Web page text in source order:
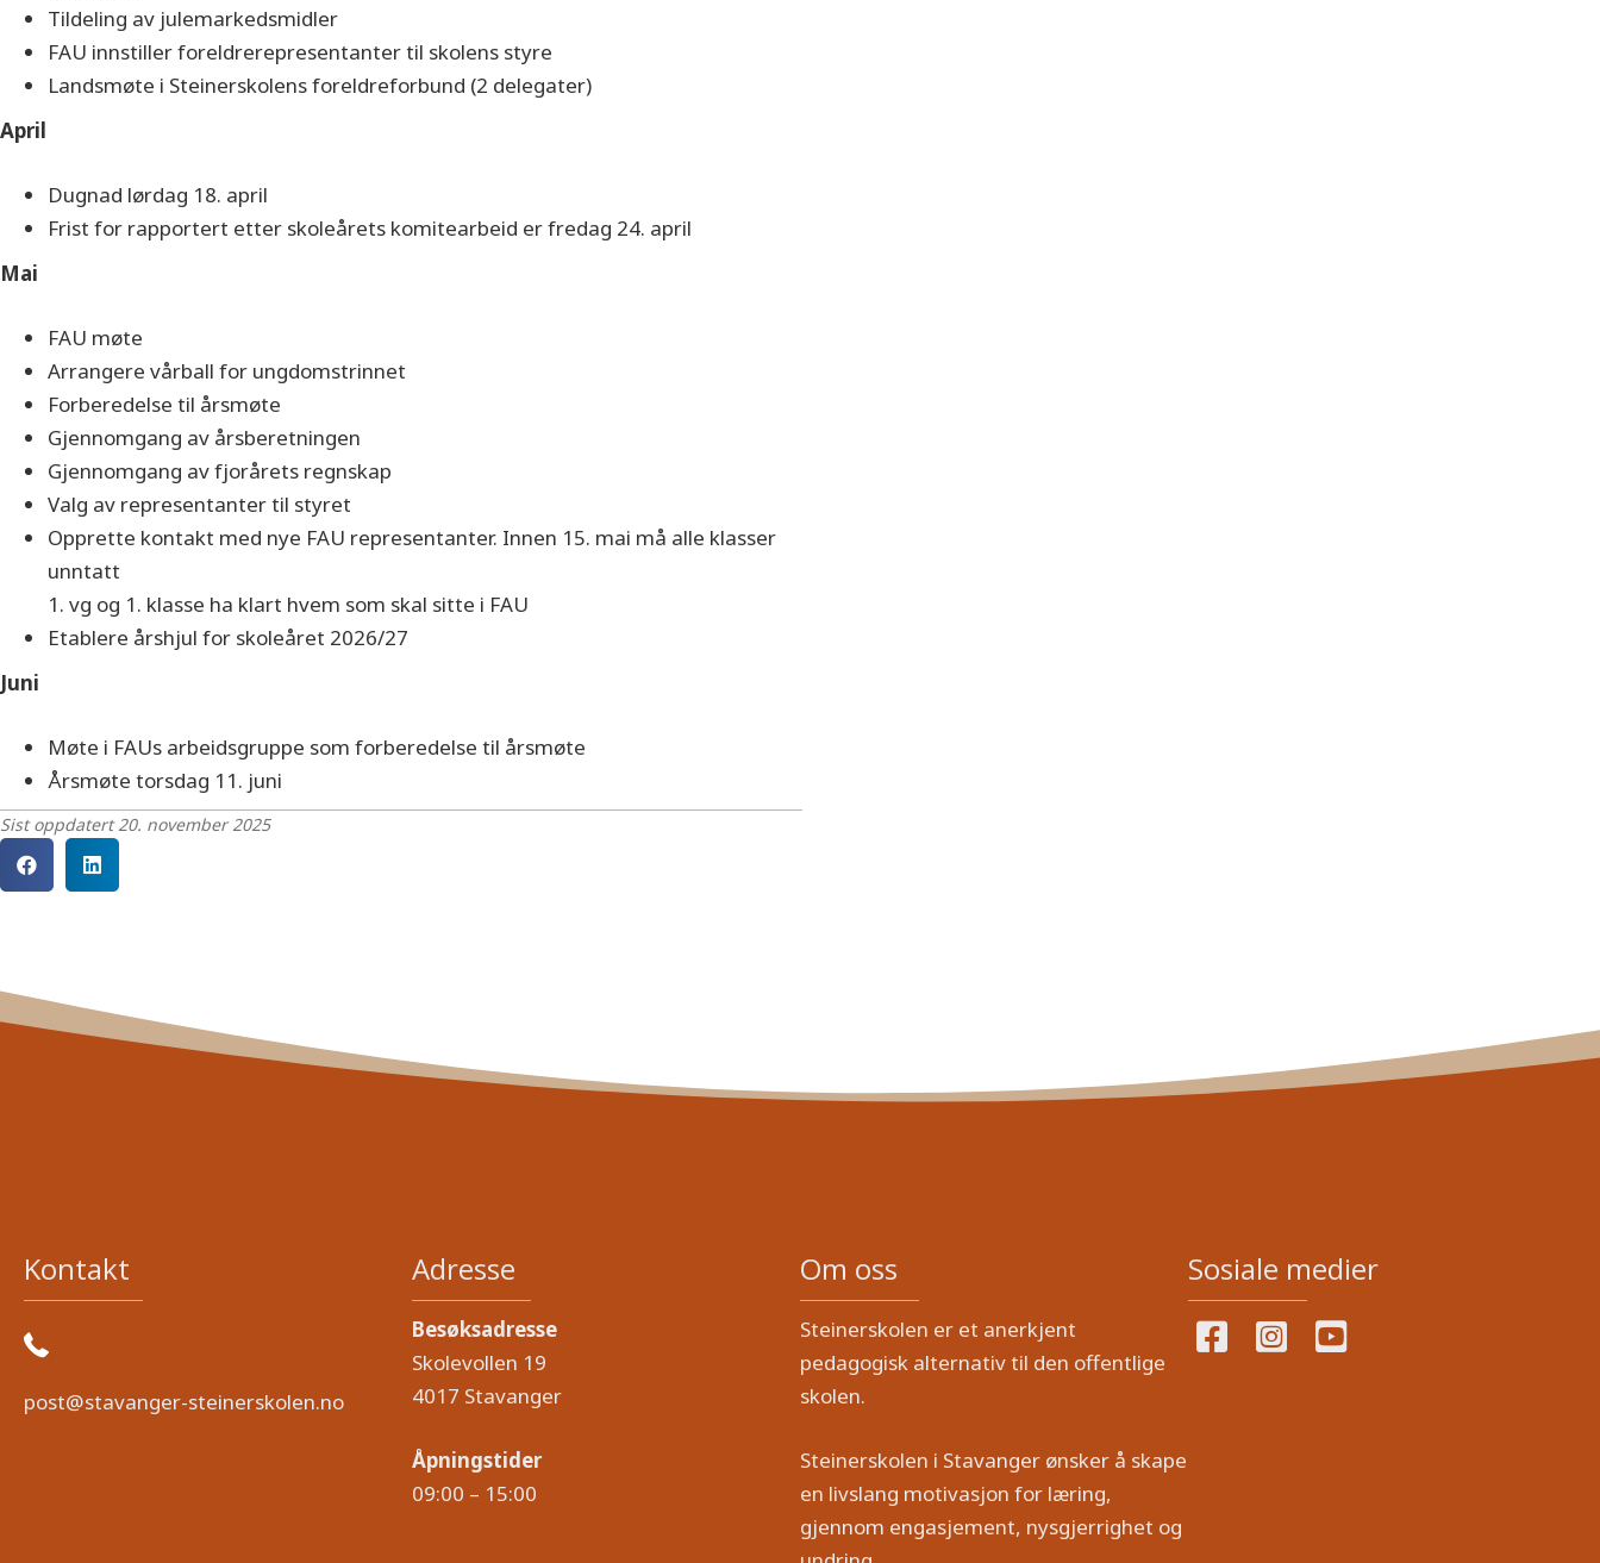
Tildeling av julemarkedsmidler
FAU innstiller foreldrerepresentanter til skolens styre
Landsmøte i Steinerskolens foreldreforbund (2 delegater)
April
Dugnad lørdag 18. april
Frist for rapportert etter skoleårets komitearbeid er fredag 24. april
Mai
FAU møte
Arrangere vårball for ungdomstrinnet
Forberedelse til årsmøte
Gjennomgang av årsberetningen
Gjennomgang av fjorårets regnskap
Valg av representanter til styret
Opprette kontakt med nye FAU representanter. Innen 15. mai må alle klasser
unntatt
1. vg og 1. klasse ha klart hvem som skal sitte i FAU
Etablere årshjul for skoleåret 2026/27
Juni
Møte i FAUs arbeidsgruppe som forberedelse til årsmøte
Årsmøte torsdag 11. juni
Sist oppdatert 20. november 2025
Kontakt
post@stavanger-steinerskolen.no
Adresse
Besøksadresse
Skolevollen 19
4017 Stavanger
Åpningstider
09:00 – 15:00
Om oss
Steinerskolen er et anerkjent
pedagogisk alternativ til den offentlige
skolen.
Steinerskolen i Stavanger ønsker å skape
en livslang motivasjon for læring,
gjennom engasjement, nysgjerrighet og
Sosiale medier